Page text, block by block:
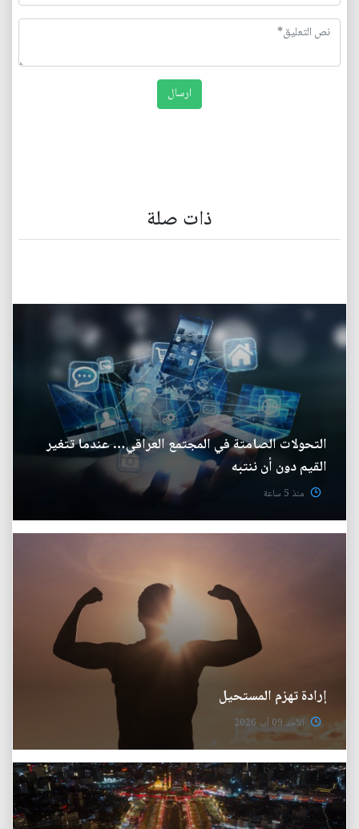
ذات صلة
التحولات الصامتة في المجتمع العراقي… عندما تتغير
القيم دون أن ننتبه
منذ 5 ساعة
إرادة تهزم المستحيل
الأحد 09 آب 2026